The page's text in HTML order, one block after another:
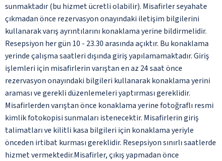
sunmaktadır (bu hizmet ücretli olabilir). Misafirler seyahate
çıkmadan önce rezervasyon onayındaki iletişim bilgilerini
kullanarak varış ayrıntılarını konaklama yerine bildirmelidir.
Resepsiyon her gün 10 - 23.30 arasında açıktır. Bu konaklama
yerinde çalışma saatleri dışında giriş yapılamamaktadır. Giriş
işlemleri için misafirlerin varıştan en az 24 saat önce
rezervasyon onayındaki bilgileri kullanarak konaklama yerini
araması ve gerekli düzenlemeleri yaptırması gereklidir.
Misafirlerden varıştan önce konaklama yerine fotoğraflı resmi
kimlik fotokopisi sunmaları istenecektir. Misafirlerin giriş
talimatları ve kilitli kasa bilgileri için konaklama yeriyle
önceden irtibat kurması gereklidir. Resepsiyon sınırlı saatlerde
hizmet vermektedir.Misafirler, çıkış yapmadan önce